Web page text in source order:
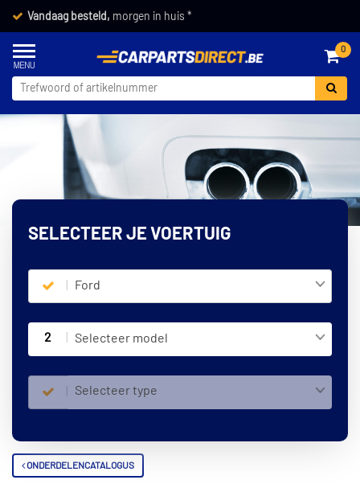
Vandaag besteld, morgen in huis *
0
SELECTEER JE VOERTUIG
Ford
2 Selecteer model
Selecteer type
ONDERDELENCATALOGUS